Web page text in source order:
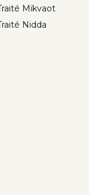
Mikvaot
Nidda